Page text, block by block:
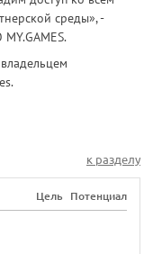
среды», -
к разделу
Цель Потенциал